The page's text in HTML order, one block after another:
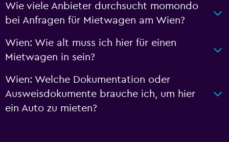
Wie viele Anbieter durchsucht momondo
bei Anfragen für Mietwagen am Wien?
Wien: Wie alt muss ich hier für einen
Mietwagen in sein?
Wien: Welche Dokumentation oder
Ausweisdokumente brauche ich, um hier
ein Auto zu mieten?